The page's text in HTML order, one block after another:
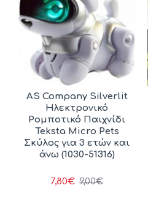
AS Company Silverlit
Ηλεκτρονικό
Ρομποτικό Παιχνίδι
Teksta Micro Pets
Σκύλος για 3 ετών και
άνω (1030-51316)
7,80€ 9,00€